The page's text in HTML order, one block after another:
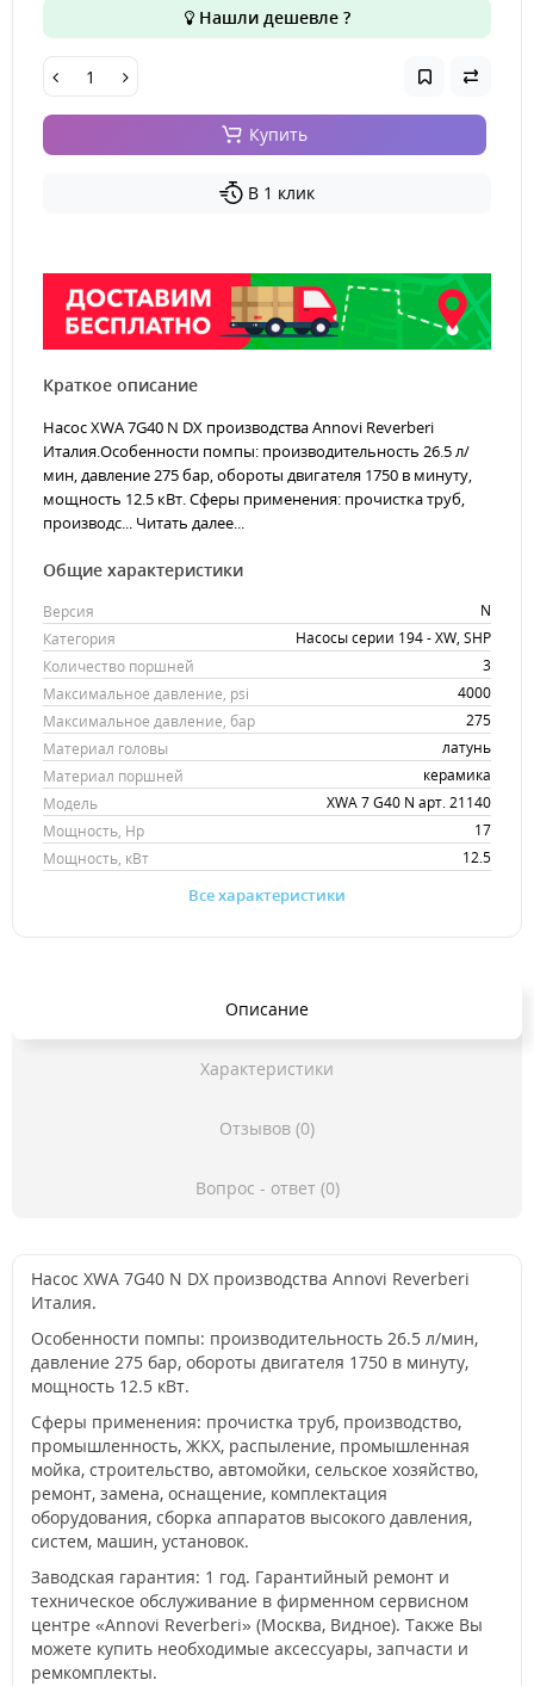
Нашли дешевле ?
Купить
В 1 клик
Краткое описание
Насос XWA 7G40 N DX производства Annovi Reverberi
Италия.Особенности помпы: производительность 26.5 л/
мин, давление 275 бар, обороты двигателя 1750 в минуту,
мощность 12.5 кВт. Сферы применения: прочистка труб,
производс... Читать далее...
Общие характеристики
Версия
N
Категория
Насосы серии 194 - XW, SHP
Количество поршней
3
Максимальное давление, psi
4000
Максимальное давление, бар
275
Материал головы
латунь
Материал поршней
керамика
Модель
XWA 7 G40 N арт. 21140
Мощность, Hp
17
Мощность, кВт
12.5
Все характеристики
Описание
Характеристики
Отзывов (0)
Вопрос - ответ (0)
Насос XWA 7G40 N DX производства Annovi Reverberi
Италия.
Особенности помпы: производительность 26.5 л/мин,
давление 275 бар, обороты двигателя 1750 в минуту,
мощность 12.5 кВт.
Сферы применения: прочистка труб, производство,
промышленность, ЖКХ, распыление, промышленная
мойка, строительство, автомойки, сельское хозяйство,
ремонт, замена, оснащение, комплектация
оборудования, сборка аппаратов высокого давления,
систем, машин, установок.
Заводская гарантия: 1 год. Гарантийный ремонт и
техническое обслуживание в фирменном сервисном
центре «Annovi Reverberi» (Москва, Видное). Также Вы
можете купить необходимые аксессуары, запчасти и
ремкомплекты.